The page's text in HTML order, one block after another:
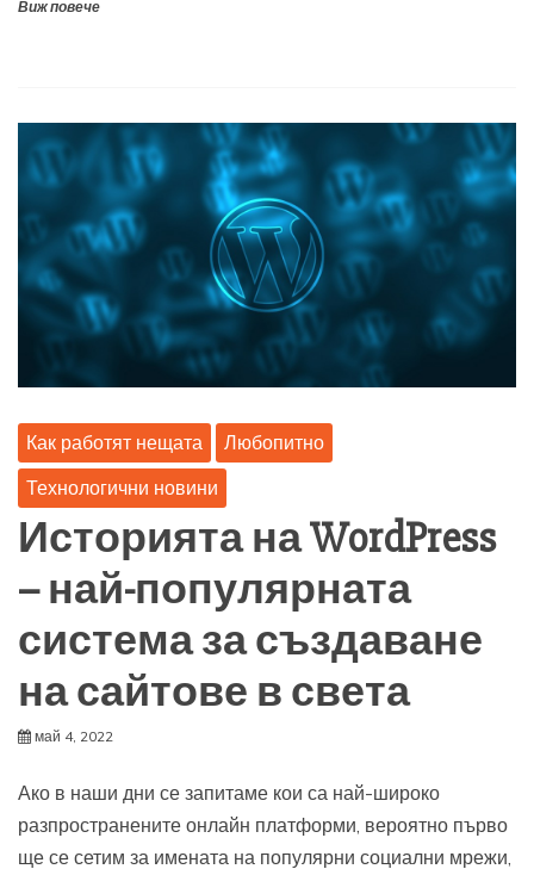
Виж повече
Как работят нещата
Любопитно
Технологични новини
Историята на WordPress
– най-популярната
система за създаване
на сайтове в света
май 4, 2022
Ако в наши дни се запитаме кои са най-широко
разпространените онлайн платформи, вероятно първо
ще се сетим за имената на популярни социални мрежи,